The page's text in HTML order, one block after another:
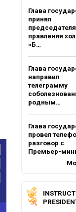
Глава
принял
председателя
правления
«Б…
Глава
направил
телеграмму
родным…
Глава
провел
разговор с
Премьер-